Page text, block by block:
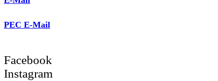
PEC E-Mail
Facebook
Instagram